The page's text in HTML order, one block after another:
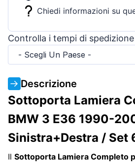
Chiedi informazioni su
Controlla i tempi di spedizione
- Scegli Un Paese -
Descrizione
Sottoporta Lamiera
BMW 3 E36 1990-
Sinistra+Destra / Set
Il Sottoporta Lamiera Completo